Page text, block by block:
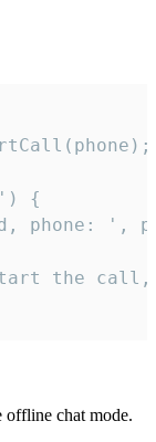
{
phone: ',
the
offline chat mode.